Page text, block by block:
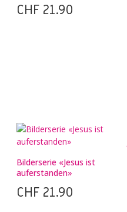
CHF 21.90
Bilderserie «Jesus ist
auferstanden»
CHF 21.90